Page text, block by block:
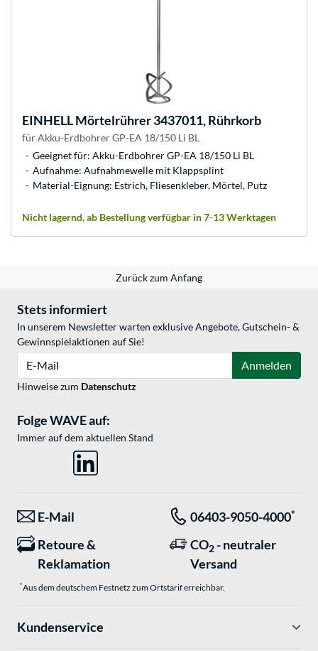
EINHELLMörtelrührer 3437011, Rührkorb
für Akku-Erdbohrer GP-EA 18/150 Li BL
Geeignet für: Akku-Erdbohrer GP-EA 18/150 Li BL
Aufnahme: Aufnahmewelle mit Klappsplint
Material-Eignung: Estrich, Fliesenkleber, Mörtel, Putz
Nicht lagernd, ab Bestellung verfügbar in 7-13 Werktagen
Zurück zum Anfang
Stets informiert
In unserem Newsletter warten exklusive Angebote, Gutschein- &
Gewinnspielaktionen auf Sie!
Anmelden
Hinweise zum Datenschutz
Folge WAVE auf:
Immer auf dem aktuellen Stand
E-Mail 06403-9050-4000*
Retoure &
Reklamation
CO2 - neutraler
Versand
*Aus dem deutschem Festnetz zum Ortstarif erreichbar.
Kundenservice